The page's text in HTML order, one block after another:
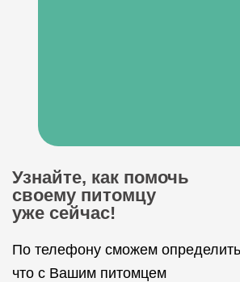
Узнайте, как помочь
своему питомцу
уже сейчас!
По телефону сможем
что с Вашим питомцем